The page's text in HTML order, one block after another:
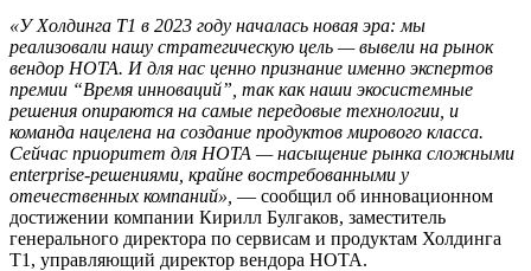
«У Холдинга Т1 в 2023 году началась новая эра: мы
реализовали нашу стратегическую цель — вывели на рынок
вендор НОТА. И для нас ценно признание именно экспертов
премии “Время инноваций”, так как наши экосистемные
решения опираются на самые передовые технологии, и
команда нацелена на создание продуктов мирового класса.
Сейчас приоритет для НОТА — насыщение рынка сложными
enterprise-решениями, крайне востребованными у
отечественных компаний», — сообщил об инновационном
достижении компании Кирилл Булгаков, заместитель
генерального директора по сервисам и продуктам Холдинга
Т1, управляющий директор вендора НОТА.